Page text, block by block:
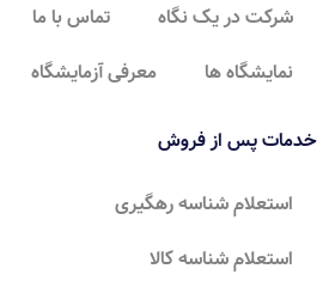
شرکت در یک نگاه تماس با ما
نمایشگاه ها
معرفی آزمایشگاه
خدمات پس از فروش
استعلام شناسه رهگیری
استعلام شناسه کالا